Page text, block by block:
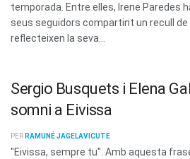
temporada. Entre elles, Irene Paredes
seus seguidors compartint un recull
reflecteixen la seva...
Sergio Busquets i Elena
somni a Eivissa
PER RAMUNÉ JAGELAVICUTE
"Eivissa, sempre tu". Amb aquesta